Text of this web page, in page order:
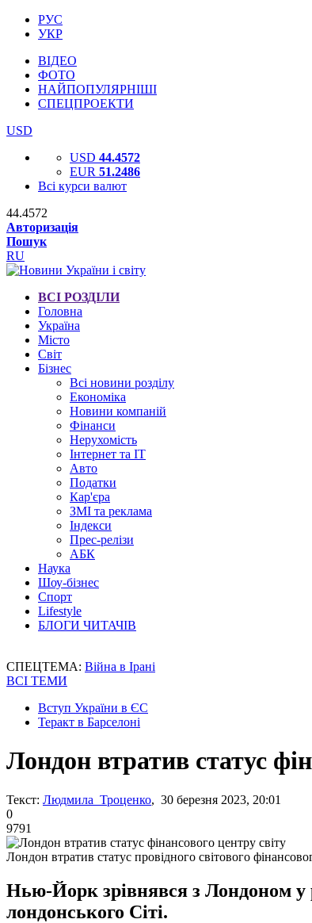
РУС
УКР
ВІДЕО
ФОТО
НАЙПОПУЛЯРНІШІ
СПЕЦПРОЕКТИ
USD
USD 44.4572
EUR 51.2486
Всі курси валют
44.4572
Авторизація
Пошук
RU
ВСІ РОЗДІЛИ
Головна
Україна
Місто
Світ
Бізнес
Всі новини розділу
Економіка
Новини компаній
Фінанси
Нерухомість
Інтернет та IT
Авто
Податки
Кар'єра
ЗМІ та реклама
Індекси
Прес-релізи
АБК
Наука
Шоу-бізнес
Спорт
Lifestyle
БЛОГИ ЧИТАЧІВ
СПЕЦТЕМА: Війна в Ірані
ВСІ ТЕМИ
Вступ України в ЄС
Теракт в Барселоні
Лондон втратив статус
Текст: Людмила Троценко, 30 березня 2023, 20:01
0
9791
Лондон втратив статус провідного світового
Нью-Йорк зрівнявся з Лондоном у
лондонського Сіті.